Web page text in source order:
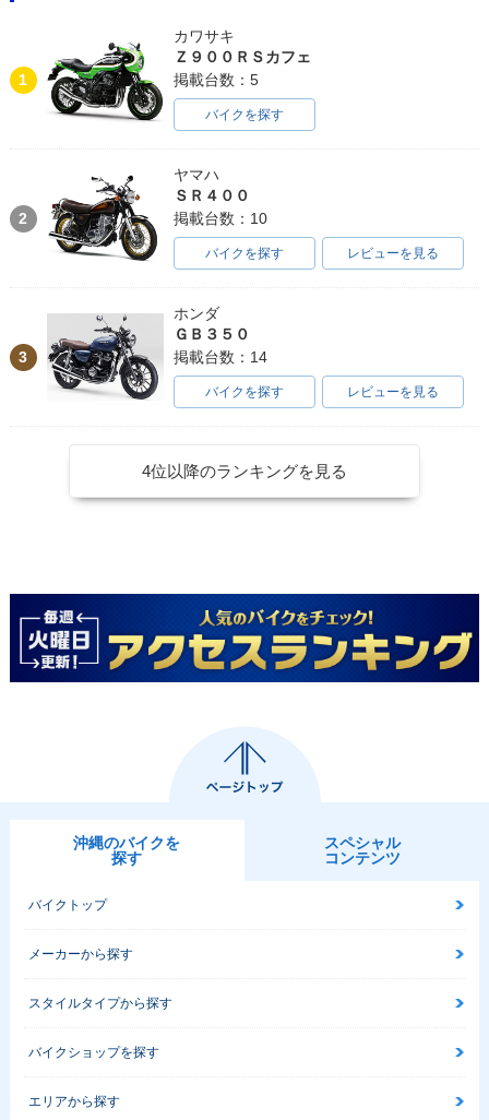
1
カワサキ
Ｚ９００ＲＳカフェ
掲載台数：5
バイクを探す
2
ヤマハ
ＳＲ４００
掲載台数：10
バイクを探す レビューを見る
3
ホンダ
ＧＢ３５０
掲載台数：14
バイクを探す レビューを見る
4位以降のランキングを見る
沖縄のバイクを
探す
スペシャル
コンテンツ
バイクトップ
メーカーから探す
スタイルタイプから探す
バイクショップを探す
エリアから探す